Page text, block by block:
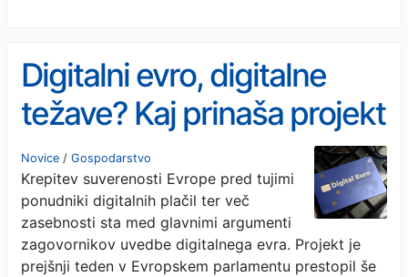
Digitalni evro, digitalne
težave? Kaj prinaša projekt
Christine Lagarde?
Novice / Gospodarstvo
Krepitev suverenosti Evrope pred tujimi
ponudniki digitalnih plačil ter več
zasebnosti sta med glavnimi argumenti
zagovornikov uvedbe digitalnega evra. Projekt je
prejšnji teden v Evropskem parlamentu prestopil še